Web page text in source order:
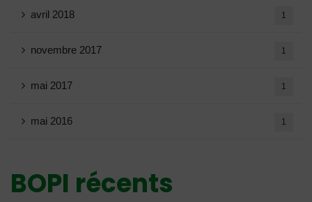
avril 2018 1
novembre 2017 1
mai 2017 1
mai 2016 1
BOPI récents